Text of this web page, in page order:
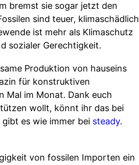
bremst sie sogar jetzt den
sind teuer, klimaschädlich
ist mehr als Klimaschutz
sozialer Gerechtigkeit.
Produktion von hauseins
für konstruktiven
Mal im Monat. Dank euch
wollt, könnt ihr das bei
es wie immer bei steady.
von fossilen Importen ein